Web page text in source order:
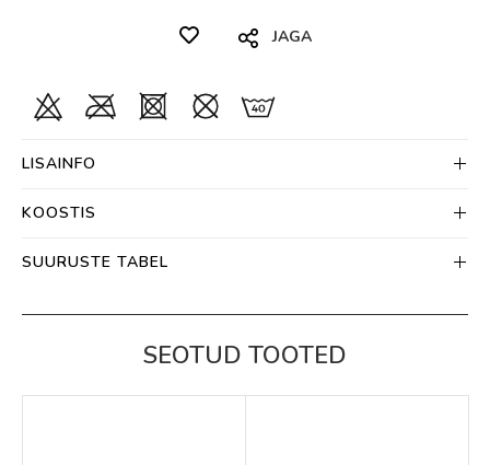
JAGA
LISAINFO
KOOSTIS
SUURUSTE TABEL
SEOTUD TOOTED